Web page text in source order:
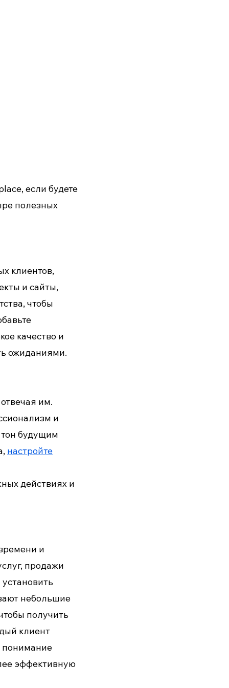
если будете
полезных
клиентов,
и сайты,
чтобы
качество и
ожиданиями.
им.
и
будущим
настройте
действиях и
и
продажи
небольшие
получить
клиент
понимание
эффективную